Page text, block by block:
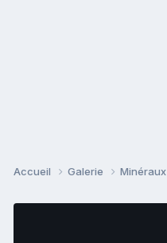
Accueil Galerie Minéraux